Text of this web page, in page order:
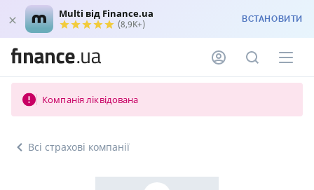
Multi від Finance.ua
(8,9K+) ВСТАНОВИТИ
Компанія ліквідована
Всі страхові компанії